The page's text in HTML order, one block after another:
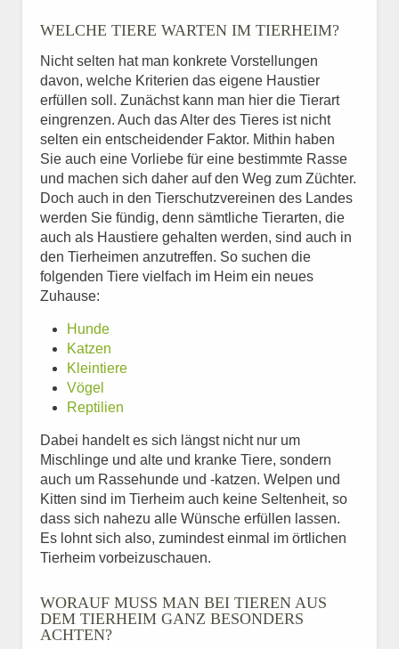
WELCHE TIERE WARTEN IM TIERHEIM?
Nicht selten hat man konkrete Vorstellungen
davon, welche Kriterien das eigene Haustier
erfüllen soll. Zunächst kann man hier die Tierart
eingrenzen. Auch das Alter des Tieres ist nicht
selten ein entscheidender Faktor. Mithin haben
Sie auch eine Vorliebe für eine bestimmte Rasse
und machen sich daher auf den Weg zum Züchter.
Doch auch in den Tierschutzvereinen des Landes
werden Sie fündig, denn sämtliche Tierarten, die
auch als Haustiere gehalten werden, sind auch in
den Tierheimen anzutreffen. So suchen die
folgenden Tiere vielfach im Heim ein neues
Zuhause:
Hunde
Katzen
Kleintiere
Vögel
Reptilien
Dabei handelt es sich längst nicht nur um
Mischlinge und alte und kranke Tiere, sondern
auch um Rassehunde und -katzen. Welpen und
Kitten sind im Tierheim auch keine Seltenheit, so
dass sich nahezu alle Wünsche erfüllen lassen.
Es lohnt sich also, zumindest einmal im örtlichen
Tierheim vorbeizuschauen.
WORAUF MUSS MAN BEI TIEREN AUS
DEM TIERHEIM GANZ BESONDERS
ACHTEN?